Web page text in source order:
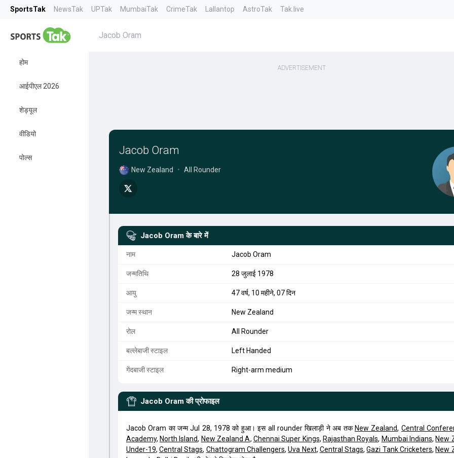
SportsTak NewsTak UPTak MumbaiTak CrimeTak Lallantop AstroTak Tak.live
होम
आईपीएल 2026
शेड्यूल
वीडियो
पोल्स
Jacob Oram
Jacob Oram
New Zealand • All Rounder
Jacob Oram के बारे में
नाम Jacob Oram
जन्मतिथि 28 जुलाई 1978
आयु 47 वर्ष, 10 महीने, 07 दिन
जन्म स्थान New Zealand
रोल All Rounder
बल्लेबाजी स्टाइल Left Handed
गेंदबाजी स्टाइल Right-arm medium
Jacob Oram की प्रोफाइल
Jacob Oram का जन्म Jul 28, 1978 को हुआ। इस all rounder खिलाड़ी ने अब तक New Zealand, Central
Academy, North Island, New Zealand A, Chennai Super Kings, Rajasthan Royals, Mumbai Indians, New
Under-19,Central Stags, Chattogram Challengers,Uva Next, Central Stags,Gazi Tank Cricketers, New